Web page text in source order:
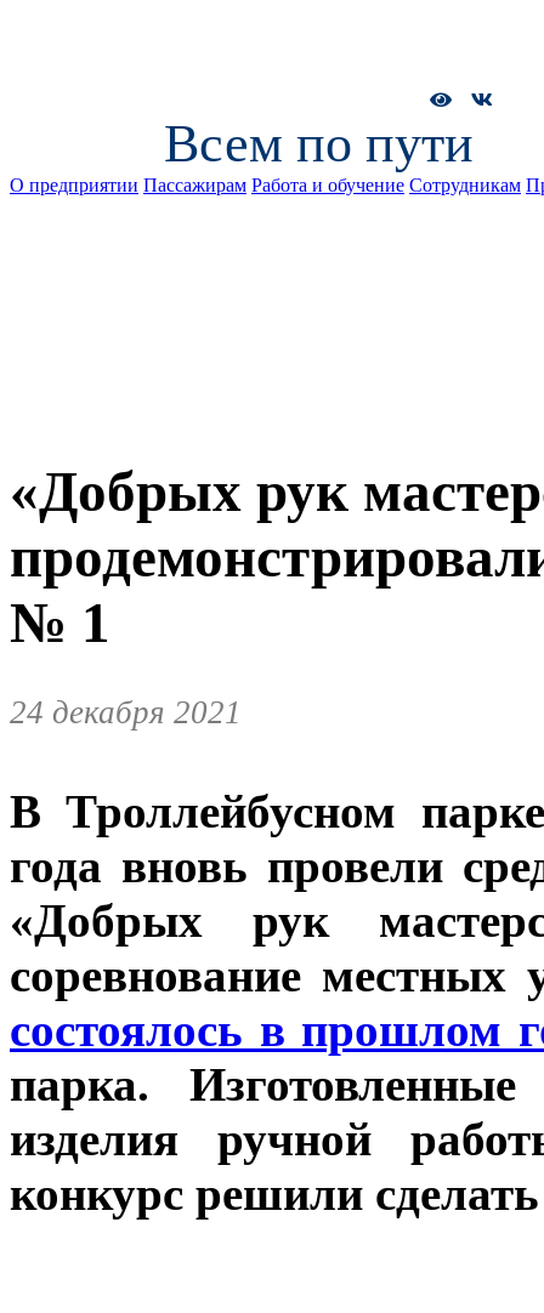
Всем по пути
О предприятии Пассажирам Работа и обучение Сотрудникам
«Добрых рук
№ 1
24 декабря 2021
В Троллейбусном
года вновь провели
«Добрых рук
соревнование
состоялось в прошлом
парка.
изделия ручной
конкурс решили